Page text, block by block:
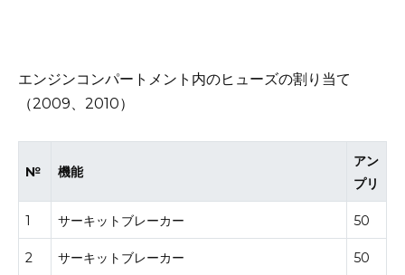
エンジンコンパートメント内のヒューズの割り当て
（2009、2010）
№ 機能
アン
プリ
1 サーキットブレーカー 50
2 サーキットブレーカー 50